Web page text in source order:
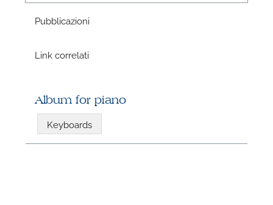
Pubblicazioni
Link correlati
Album for piano
Keyboards